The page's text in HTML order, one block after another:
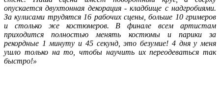
опускается двухтонная декорация - кладбище с надгробиями.
За кулисами трудятся 16 рабочих сцены, больше 10 гримеров
и столько же костюмеров. В финале всем артистам
приходится полностью менять костюмы и парики за
рекордные 1 минуту и 45 секунд, это безумие! 4 дня у меня
ушло только на то, чтобы научить их переодеваться так
быстро!»